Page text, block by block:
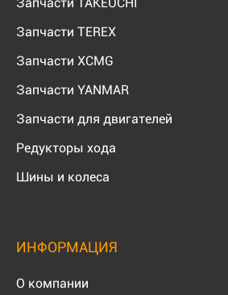
Запчасти TEREX
Запчасти XCMG
Запчасти YANMAR
Запчасти для двигателей
Редукторы хода
Шины и колеса
ИНФОРМАЦИЯ
О компании